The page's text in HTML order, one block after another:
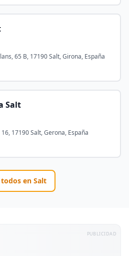
65 B, 17190 Salt, Girona, España
Salt
17190 Salt, Gerona, España
en Salt
PUBLICIDAD